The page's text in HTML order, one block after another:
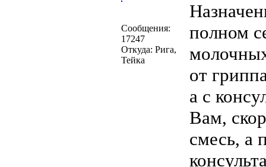
Сообщения:
17247
Откуда: Рига,
Тейка
полном
от
а с
Вам,
смесь, а